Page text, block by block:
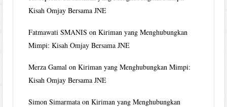
Kisah Omjay Bersama JNE
Fatmawati SMANIS onKiriman yang Menghubungkan
Mimpi: Kisah Omjay Bersama JNE
Merza Gamal onKiriman yang Menghubungkan Mimpi:
Kisah Omjay Bersama JNE
Simon Simarmata onKiriman yang Menghubungkan